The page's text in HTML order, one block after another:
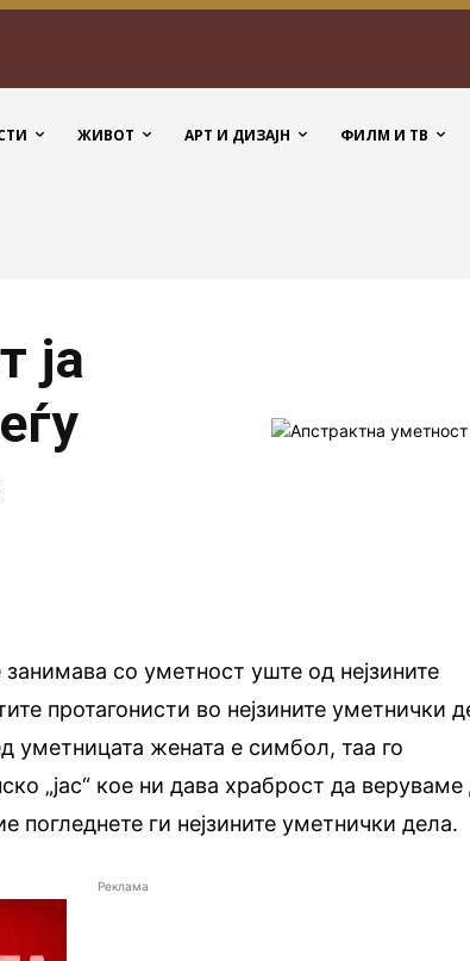
ЖИВОТ АРТ И ДИЗАЈН ФИЛМ И ТВ
ја
занимава со уметност уште од нејзините
протагонисти во нејзините уметнички
уметницата жената е симбол, таа го
„јас“ кое ни дава храброст да веруваме
ги нејзините уметнички дела.
Реклама